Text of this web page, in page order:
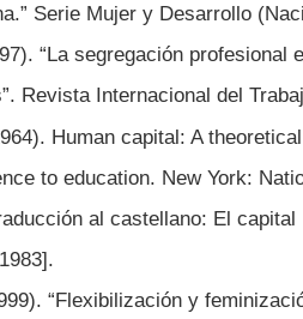
Serie Mujer y Desarrollo
“La segregación profesional
Revista Internacional del
Human capital: A
to education. New York:
al castellano: El
“Flexibilización y